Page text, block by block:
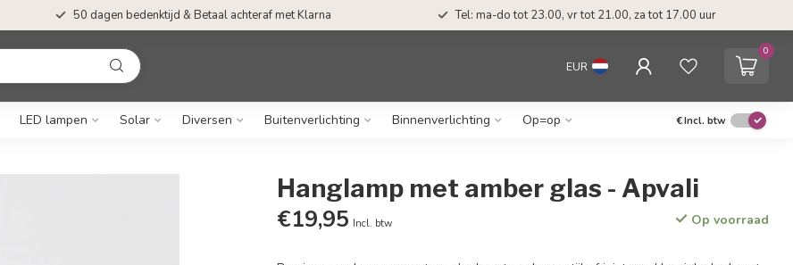
50 dagen bedenktijd & Betaal achteraf met Klarna Tel: ma-do tot 23.00, vr tot 21.00, za tot 17.00 uur
EUR
0
LED lampen Solar Diversen Buitenverlichting Binnenverlichting Op=op €Incl. btw
Hanglamp met amber glas - Apvali
€19,95 Incl. btw Op voorraad